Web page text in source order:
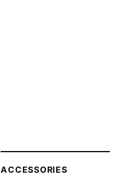
ACCESSORIES